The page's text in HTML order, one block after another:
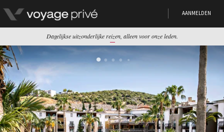
AANMELDEN
Dagelijkse uitzonderlijke reizen, alleen voor onze leden.